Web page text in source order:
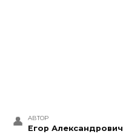
АВТОР
Егор Александрович